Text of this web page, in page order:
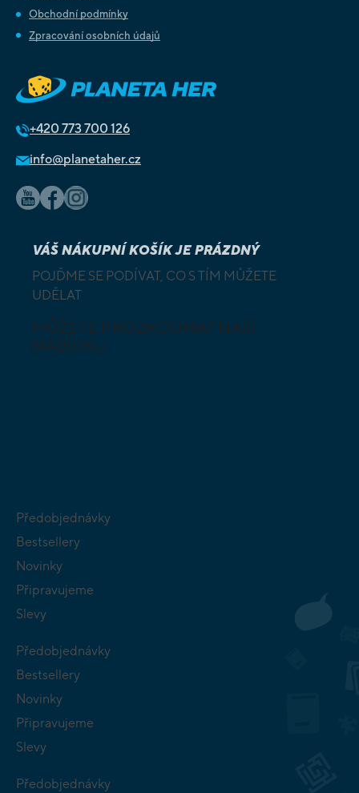
Obchodní podmínky
Zpracování osobních údajů
+420 773 700 126
info@planetaher.cz
VÁŠ NÁKUPNÍ KOŠÍK JE PRÁZDNÝ
POJĎME SE PODÍVAT, CO S TÍM MŮŽETE
UDĚLAT
MŮŽETE PROZKOUMAT NAŠI
NABÍDKU
Předobjednávky
Bestsellery
Novinky
Připravujeme
Slevy
Předobjednávky
Bestsellery
Novinky
Připravujeme
Slevy
Předobjednávky